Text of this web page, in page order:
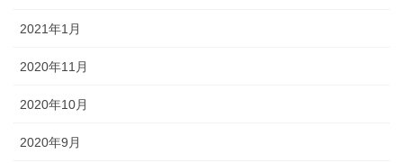
2021年1月
2020年11月
2020年10月
2020年9月